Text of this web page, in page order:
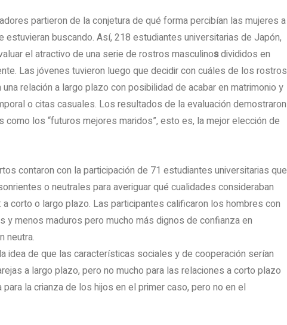
partieron de la conjetura de qué forma percibían las mujeres a
buscando. Así, 218 estudiantes universitarias de Japón,
el atractivo de una serie de rostros masculinosdivididos en
Las jóvenes tuvieron luego que decidir con cuáles de los rostros
relación a largo plazo con posibilidad de acabar en matrimonio y
o citas casuales. Los resultados de la evaluación demostraron
los “futuros mejores maridos”, esto es, la mejor elección de
contaron con la participación de 71 estudiantes universitarias que
o neutrales para averiguar qué cualidades consideraban
corto o largo plazo. Las participantes calificaron los hombres con
menos maduros pero mucho más dignos de confianza en
neutra.
idea de que las características sociales y de cooperación serían
a largo plazo, pero no mucho para las relaciones a corto plazo
la crianza de los hijos en el primer caso, pero no en el